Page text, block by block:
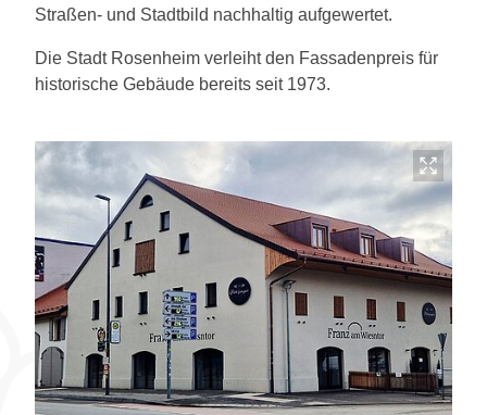
Straßen- und Stadtbild nachhaltig aufgewertet.
Die Stadt Rosenheim verleiht den Fassadenpreis für
historische Gebäude bereits seit 1973.